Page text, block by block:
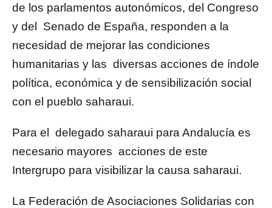
de los parlamentos autonómicos, del Congreso
y del Senado de España, responden a la
necesidad de mejorar las condiciones
humanitarias y las diversas acciones de índole
política, económica y de sensibilización social
con el pueblo saharaui.
Para el delegado saharaui para Andalucía es
necesario mayores acciones de este
Intergrupo para visibilizar la causa saharaui.
La Federación de Asociaciones Solidarias con